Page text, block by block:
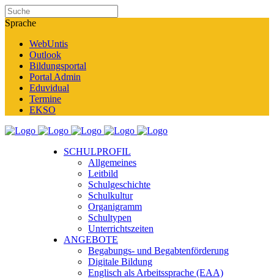
Sprache
WebUntis
Outlook
Bildungsportal
Portal Admin
Eduvidual
Termine
EKSO
SCHULPROFIL
Allgemeines
Leitbild
Schulgeschichte
Schulkultur
Organigramm
Schultypen
Unterrichtszeiten
ANGEBOTE
Begabungs- und Begabtenförderung
Digitale Bildung
Englisch als Arbeitssprache (EAA)